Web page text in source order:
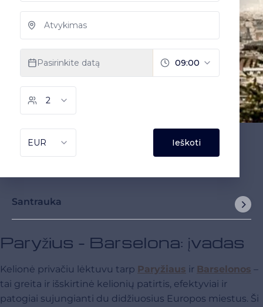
Santrauka
Paryžius - Barselona: įvadas
Kelionė privačiu lėktuvu tarp Paryžiaus ir Barselonos –
tai greita ir išskirtinė kelionių patirtis, efektyviai ir
patogiai sujungianti du didžiuosius Europos miestus. Ši